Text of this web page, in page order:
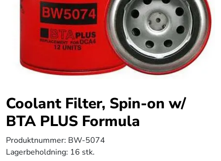
Coolant Filter, Spin-on w/
BTA PLUS Formula
Produktnummer: BW-5074
Lagerbeholdning: 16 stk.